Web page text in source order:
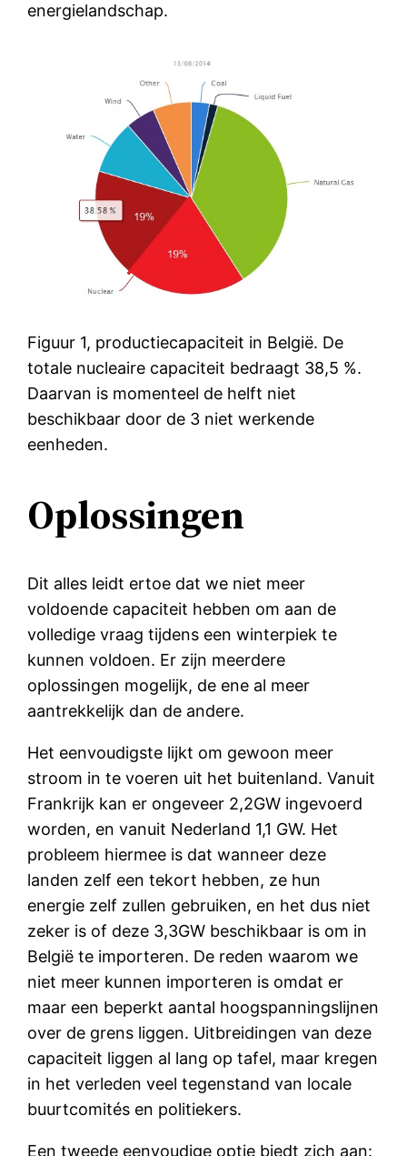
energielandschap.
Figuur 1, productiecapaciteit in België. De
totale nucleaire capaciteit bedraagt 38,5 %.
Daarvan is momenteel de helft niet
beschikbaar door de 3 niet werkende
eenheden.
Oplossingen
Dit alles leidt ertoe dat we niet meer
voldoende capaciteit hebben om aan de
volledige vraag tijdens een winterpiek te
kunnen voldoen. Er zijn meerdere
oplossingen mogelijk, de ene al meer
aantrekkelijk dan de andere.
Het eenvoudigste lijkt om gewoon meer
stroom in te voeren uit het buitenland. Vanuit
Frankrijk kan er ongeveer 2,2GW ingevoerd
worden, en vanuit Nederland 1,1 GW. Het
probleem hiermee is dat wanneer deze
landen zelf een tekort hebben, ze hun
energie zelf zullen gebruiken, en het dus niet
zeker is of deze 3,3GW beschikbaar is om in
België te importeren. De reden waarom we
niet meer kunnen importeren is omdat er
maar een beperkt aantal hoogspanningslijnen
over de grens liggen. Uitbreidingen van deze
capaciteit liggen al lang op tafel, maar kregen
in het verleden veel tegenstand van locale
buurtcomités en politiekers.
Een tweede eenvoudige optie biedt zich aan: